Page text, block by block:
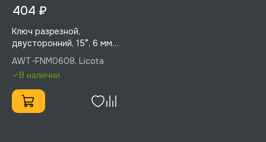
404 ₽
Ключ разрезной,
двусторонний, 15°, 6 мм,
8 мм, Licota, AWT-
FNM0608
AWT-FNM0608, Licota
В наличии